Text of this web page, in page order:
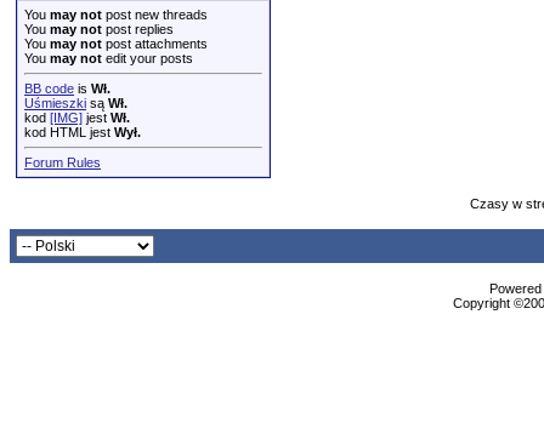
You may not post new threads
You may not post replies
You may not post attachments
You may not edit your posts
BB code is Wł.
Uśmieszki są Wł.
kod [IMG] jest Wł.
kod HTML jest Wył.
Forum Rules
Czasy w
Copyright